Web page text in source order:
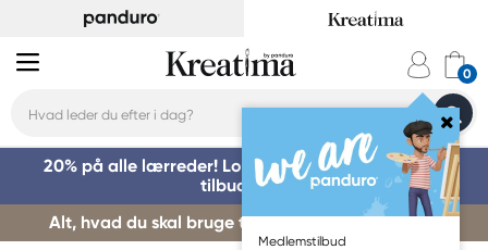
Medlemstilbud
20% på alle lærreder! Log på for at benytte dig af
tilbuddet »
Alt, hvad du skal bruge til kursusstart – køb her »